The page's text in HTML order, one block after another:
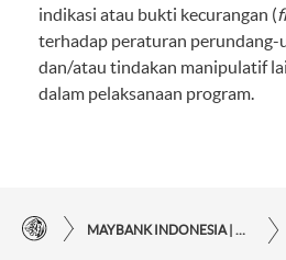
indikasi atau bukti kecurangan (
terhadap peraturan perundang-
dan/atau tindakan manipulatif
dalam pelaksanaan program.
MAYBANK INDONESIA | KEMUDAHAN TRANSAKSI FINANSIAL DI UJUNG JARI ANDA